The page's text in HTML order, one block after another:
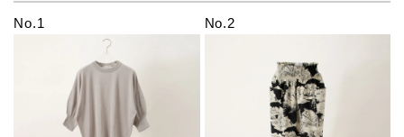
No.1 No.2